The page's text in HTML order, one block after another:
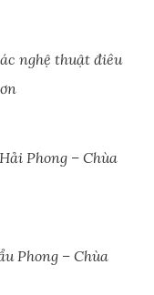
nghệ thuật điêu
Phong – Chùa
Phong – Chùa